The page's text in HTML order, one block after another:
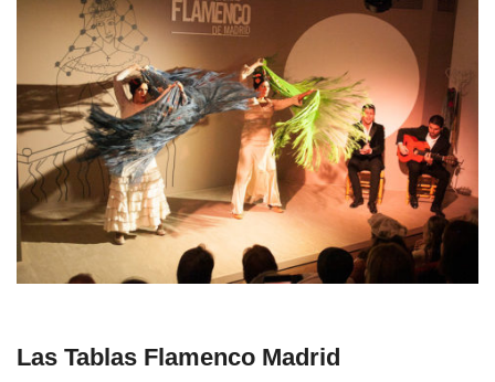
Las Tablas Flamenco Madrid